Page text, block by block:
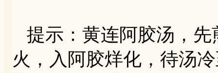
提示：黄连阿胶汤，先
火，入阿胶烊化，待汤